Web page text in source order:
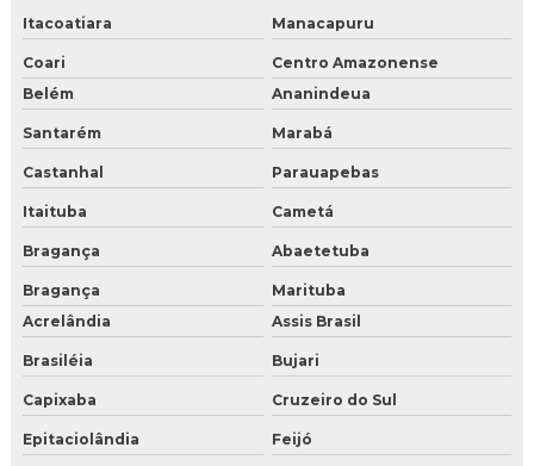
Itacoatiara Manacapuru
Coari
Centro Amazonense
Belém
Ananindeua
Santarém Marabá
Castanhal Parauapebas
Itaituba Cametá
Bragança Abaetetuba
Bragança
Marituba
Acrelândia
Assis Brasil
Brasiléia Bujari
Capixaba Cruzeiro do Sul
Epitaciolândia Feijó